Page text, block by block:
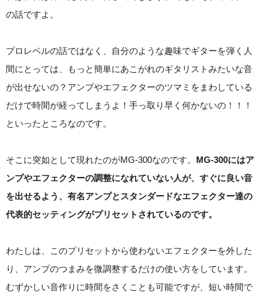
の話ですよ。
プロレベルの話ではなく、自分のような趣味でギターを弾く人
間にとっては、もっと簡単にあこがれのギタリストみたいな音
が出せないの？アンプやエフェクターのツマミをまわしている
だけで時間が経ってしまうよ！手っ取り早く何かないの！！！
といったところなのです。
そこに突如として現れたのがMG-300なのです。
MG-300にはア
ンプやエフェクターの調整になれていない人が、すぐに良い音
を出せるよう、有名アンプとスタンダードなエフェクター達の
代表的セッティングがプリセットされているのです。
わたしは、このプリセットから使わないエフェクターを外した
り、アンプのつまみを微調整するだけの使い方をしています。
むずかしい音作りに時間をさくことも可能ですが、短い時間で